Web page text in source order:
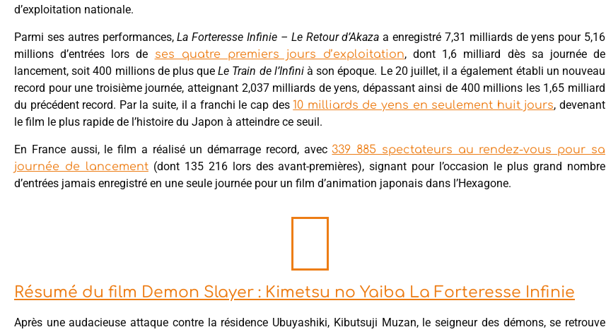
d’exploitation nationale.
Parmi ses autres performances,La Forteresse Infinie – Le Retour d’Akaza a enregistré 7,31 milliards de yens pour 5,16
millions d’entrées lors de
ses quatre premiers jours d’exploitation, dont 1,6 milliard dès sa journée de
lancement, soit 400 millions de plus queLe Train de l’Infinià son époque. Le 20 juillet, il a également établi un nouveau
record pour une troisième journée, atteignant 2,037 milliards de yens, dépassant ainsi de 400 millions les 1,65 milliard
du précédent record. Par la suite, il a franchi le cap des10 milliards de yens en seulement huit jours, devenant
le film le plus rapide de l’histoire du Japon à atteindre ce seuil.
En France aussi, le film a réalisé un démarrage record, avec 339 885 spectateurs au rendez-vous pour sa
journée de lancement(dont 135 216 lors des avant-premières), signant pour l’occasion le plus grand nombre
d’entrées jamais enregistré en une seule journée pour un film d’animation japonais dans l’Hexagone.
Résumé du film Demon Slayer : Kimetsu no Yaiba La Forteresse Infinie
Après une audacieuse attaque contre la résidence Ubuyashiki, Kibutsuji Muzan, le seigneur des démons, se retrouve